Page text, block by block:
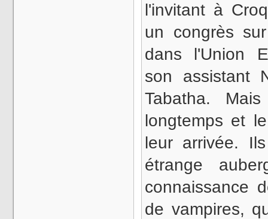
l'invitant à
un congrès
dans l'Union
son assistant
Tabatha.
longtemps et
leur arrivée.
étrange
connaissance
de vampires,